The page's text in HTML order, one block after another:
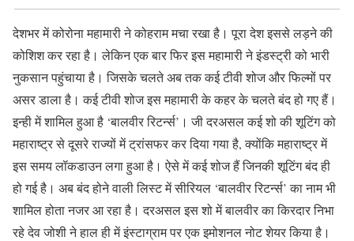
देशभर में कोरोना महामारी ने कोहराम मचा रखा है। पूरा देश इससे लड़ने की
कोशिश कर रहा है। लेकिन एक बार फिर इस महामारी ने इंडस्ट्री को भारी
नुकसान पहुंचाया है। जिसके चलते अब तक कई टीवी शोज और फिल्मों पर
असर डाला है। कई टीवी शोज इस महामारी के कहर के चलते बंद हो गए हैं।
इन्ही में शामिल हुआ है ‘बालवीर रिटर्न्स’। जी दरअसल कई शो की शूटिंग को
महाराष्ट्र से दूसरे राज्यों में ट्रांसफर कर दिया गया है, क्योंकि महाराष्ट्र में
इस समय लॉकडाउन लगा हुआ है। ऐसे में कई शोज हैं जिनकी शूटिंग बंद ही
हो गई है। अब बंद होने वाली लिस्ट में सीरियल ‘बालवीर रिटर्न्स’ का नाम भी
शामिल होता नजर आ रहा है। दरअसल इस शो में बालवीर का किरदार निभा
रहे देव जोशी ने हाल ही में इंस्टाग्राम पर एक इमोशनल नोट शेयर किया है।